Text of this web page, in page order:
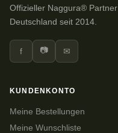
Offizieller Naggura® Partner
Deutschland seit 2014.
f 📷 ✉
KUNDENKONTO
Meine Bestellungen
Meine Wunschliste